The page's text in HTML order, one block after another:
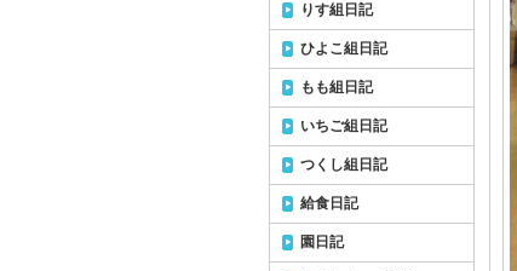
りす組日記
ひよこ組日記
もも組日記
いちご組日記
つくし組日記
給食日記
園日記